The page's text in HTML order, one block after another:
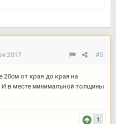
#5
2017
20см от края до края на
в месте минимальной толщины
1